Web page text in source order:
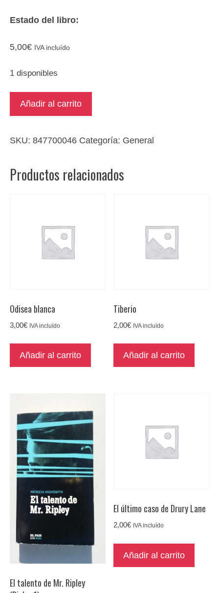
Estado del libro:
5,00€ IVA incluído
1 disponibles
Guía
salud
Añadir al carrito
SKU: 847700046 Categoría: General
Productos relacionados
Odisea blanca
3,00€ IVA incluído
Añadir al carrito
Tiberio
2,00€ IVA incluído
Añadir al carrito
El talento de Mr. Ripley
El último caso de Drury Lane
2,00€ IVA incluído
Añadir al carrito